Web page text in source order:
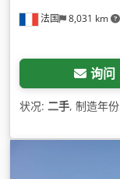
法国 8,031 km
询问
状况: 二手, 制造年